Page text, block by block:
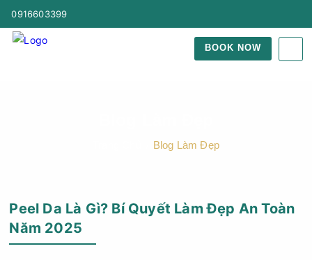
0916603399
BOOK NOW
Blog Làm Đẹp
Peel Da Là Gì? Bí Quyết Làm Đẹp An Toàn
Năm 2025